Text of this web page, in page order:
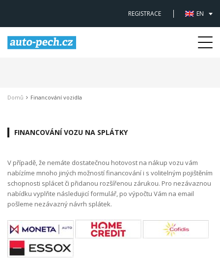
REGISTRACE EN
Domů Financování vozidla
FINANCOVÁNÍ VOZU NA SPLÁTKY
V případě, že nemáte dostatečnou hotovost na nákup vozu vám
nabízíme mnoho jiných možností financování i s volitelným pojištěním
schopnosti splácet či přidanou rozšířenou zárukou. Pro nezávaznou
nabídku vyplňte následujicí formulář, po výpočtu Vám na email
pošleme nezávazný návrh splátek.